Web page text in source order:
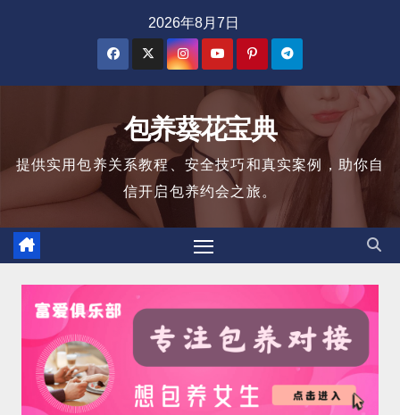
2026年8月7日
包养葵花宝典
提供实用包养关系教程、安全技巧和真实案例，助你自
信开启包养约会之旅。